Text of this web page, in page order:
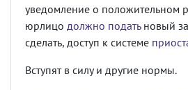
уведомление о положительном
юрлицо должно податьновый
сделать, доступ к системе
Вступят в силу и другие нормы.